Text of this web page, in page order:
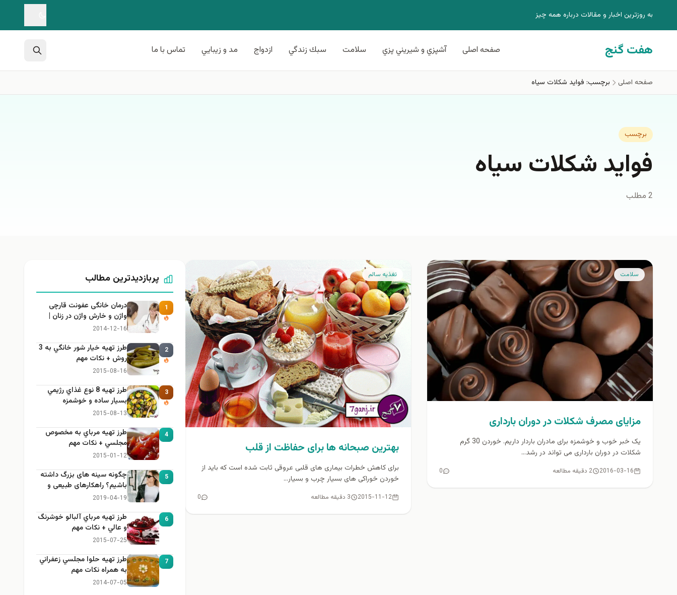
به روزترين اخبار و مقالات درباره همه چيز
هفت گنج صفحه اصلی آشپزي و شيريني پزي سلامت سبك زندگي ازدواج مد و زيبايي تماس با ما
صفحه اصلی برچسب: فواید شکلات سیاه
برچسب
فواید شکلات سیاه
2 مطلب
سلامت
مزایای مصرف شکلات در دوران بارداری
یک خبر خوب و خوشمزه برای مادران باردار داریم. خوردن 30 گرم
شکلات در دوران بارداری می تواند در رشد...
2016-03-16 2 دقیقه مطالعه 0
تغذيه سالم
بهترین صبحانه ها برای حفاظت از قلب
برای کاهش خطرات بیماری های قلبی عروقی ثابت شده است که باید از
خوردن خوراکی های بسیار چرب و بسیار...
2015-11-12 3 دقیقه مطالعه 0
پربازدیدترین مطالب
1
درمان خانگی عفونت قارچی
واژن و خارش واژن در زنان |
راهنمای کامل، ایمن و کاربردی
2014-12-16
2
طرز تهيه خیار شور خانگي به 3
روش + نكات مهم
2015-08-16
3
طرز تهيه 8 نوع غذاي رژيمي
بسيار ساده و خوشمزه
2015-08-13
4
طرز تهيه مرباي به مخصوص
مجلسي + نكات مهم
2015-01-12
5
چگونه سینه های بزرگ داشته
باشیم؟ راهکارهای طبیعی و
خانگی برای بزرگ کردن سینه
2019-04-19
6
طرز تهيه مرباي آلبالو خوشرنگ
و عالي + نكات مهم
2015-07-25
7
طرز تهيه حلوا مجلسي زعفراني
به همراه نكات مهم
2014-07-05